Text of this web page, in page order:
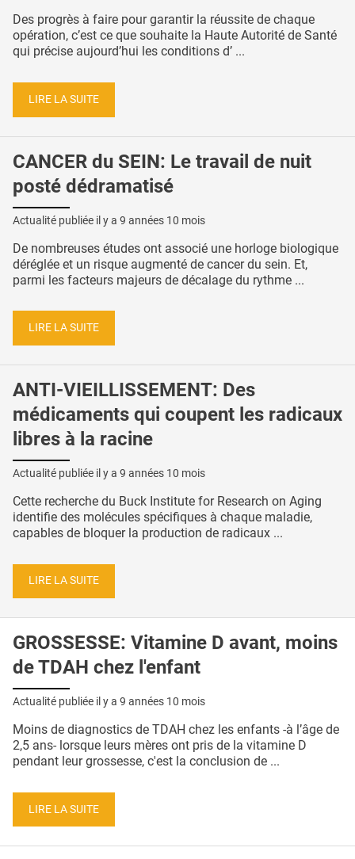
Des progrès à faire pour garantir la réussite de chaque
opération, c’est ce que souhaite la Haute Autorité de Santé
qui précise aujourd’hui les conditions d’ ...
LIRE LA SUITE
CANCER du SEIN: Le travail de nuit
posté dédramatisé
Actualité publiée il y a 9 années 10 mois
De nombreuses études ont associé une horloge biologique
déréglée et un risque augmenté de cancer du sein. Et,
parmi les facteurs majeurs de décalage du rythme ...
LIRE LA SUITE
ANTI-VIEILLISSEMENT: Des
médicaments qui coupent les radicaux
libres à la racine
Actualité publiée il y a 9 années 10 mois
Cette recherche du Buck Institute for Research on Aging
identifie des molécules spécifiques à chaque maladie,
capables de bloquer la production de radicaux ...
LIRE LA SUITE
GROSSESSE: Vitamine D avant, moins
de TDAH chez l'enfant
Actualité publiée il y a 9 années 10 mois
Moins de diagnostics de TDAH chez les enfants -à l’âge de
2,5 ans- lorsque leurs mères ont pris de la vitamine D
pendant leur grossesse, c'est la conclusion de ...
LIRE LA SUITE